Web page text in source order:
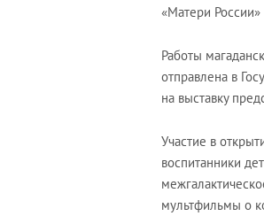
«Матери
Работы
отправлена в
на выставку
Участие в
воспитанники
мультфильмы о